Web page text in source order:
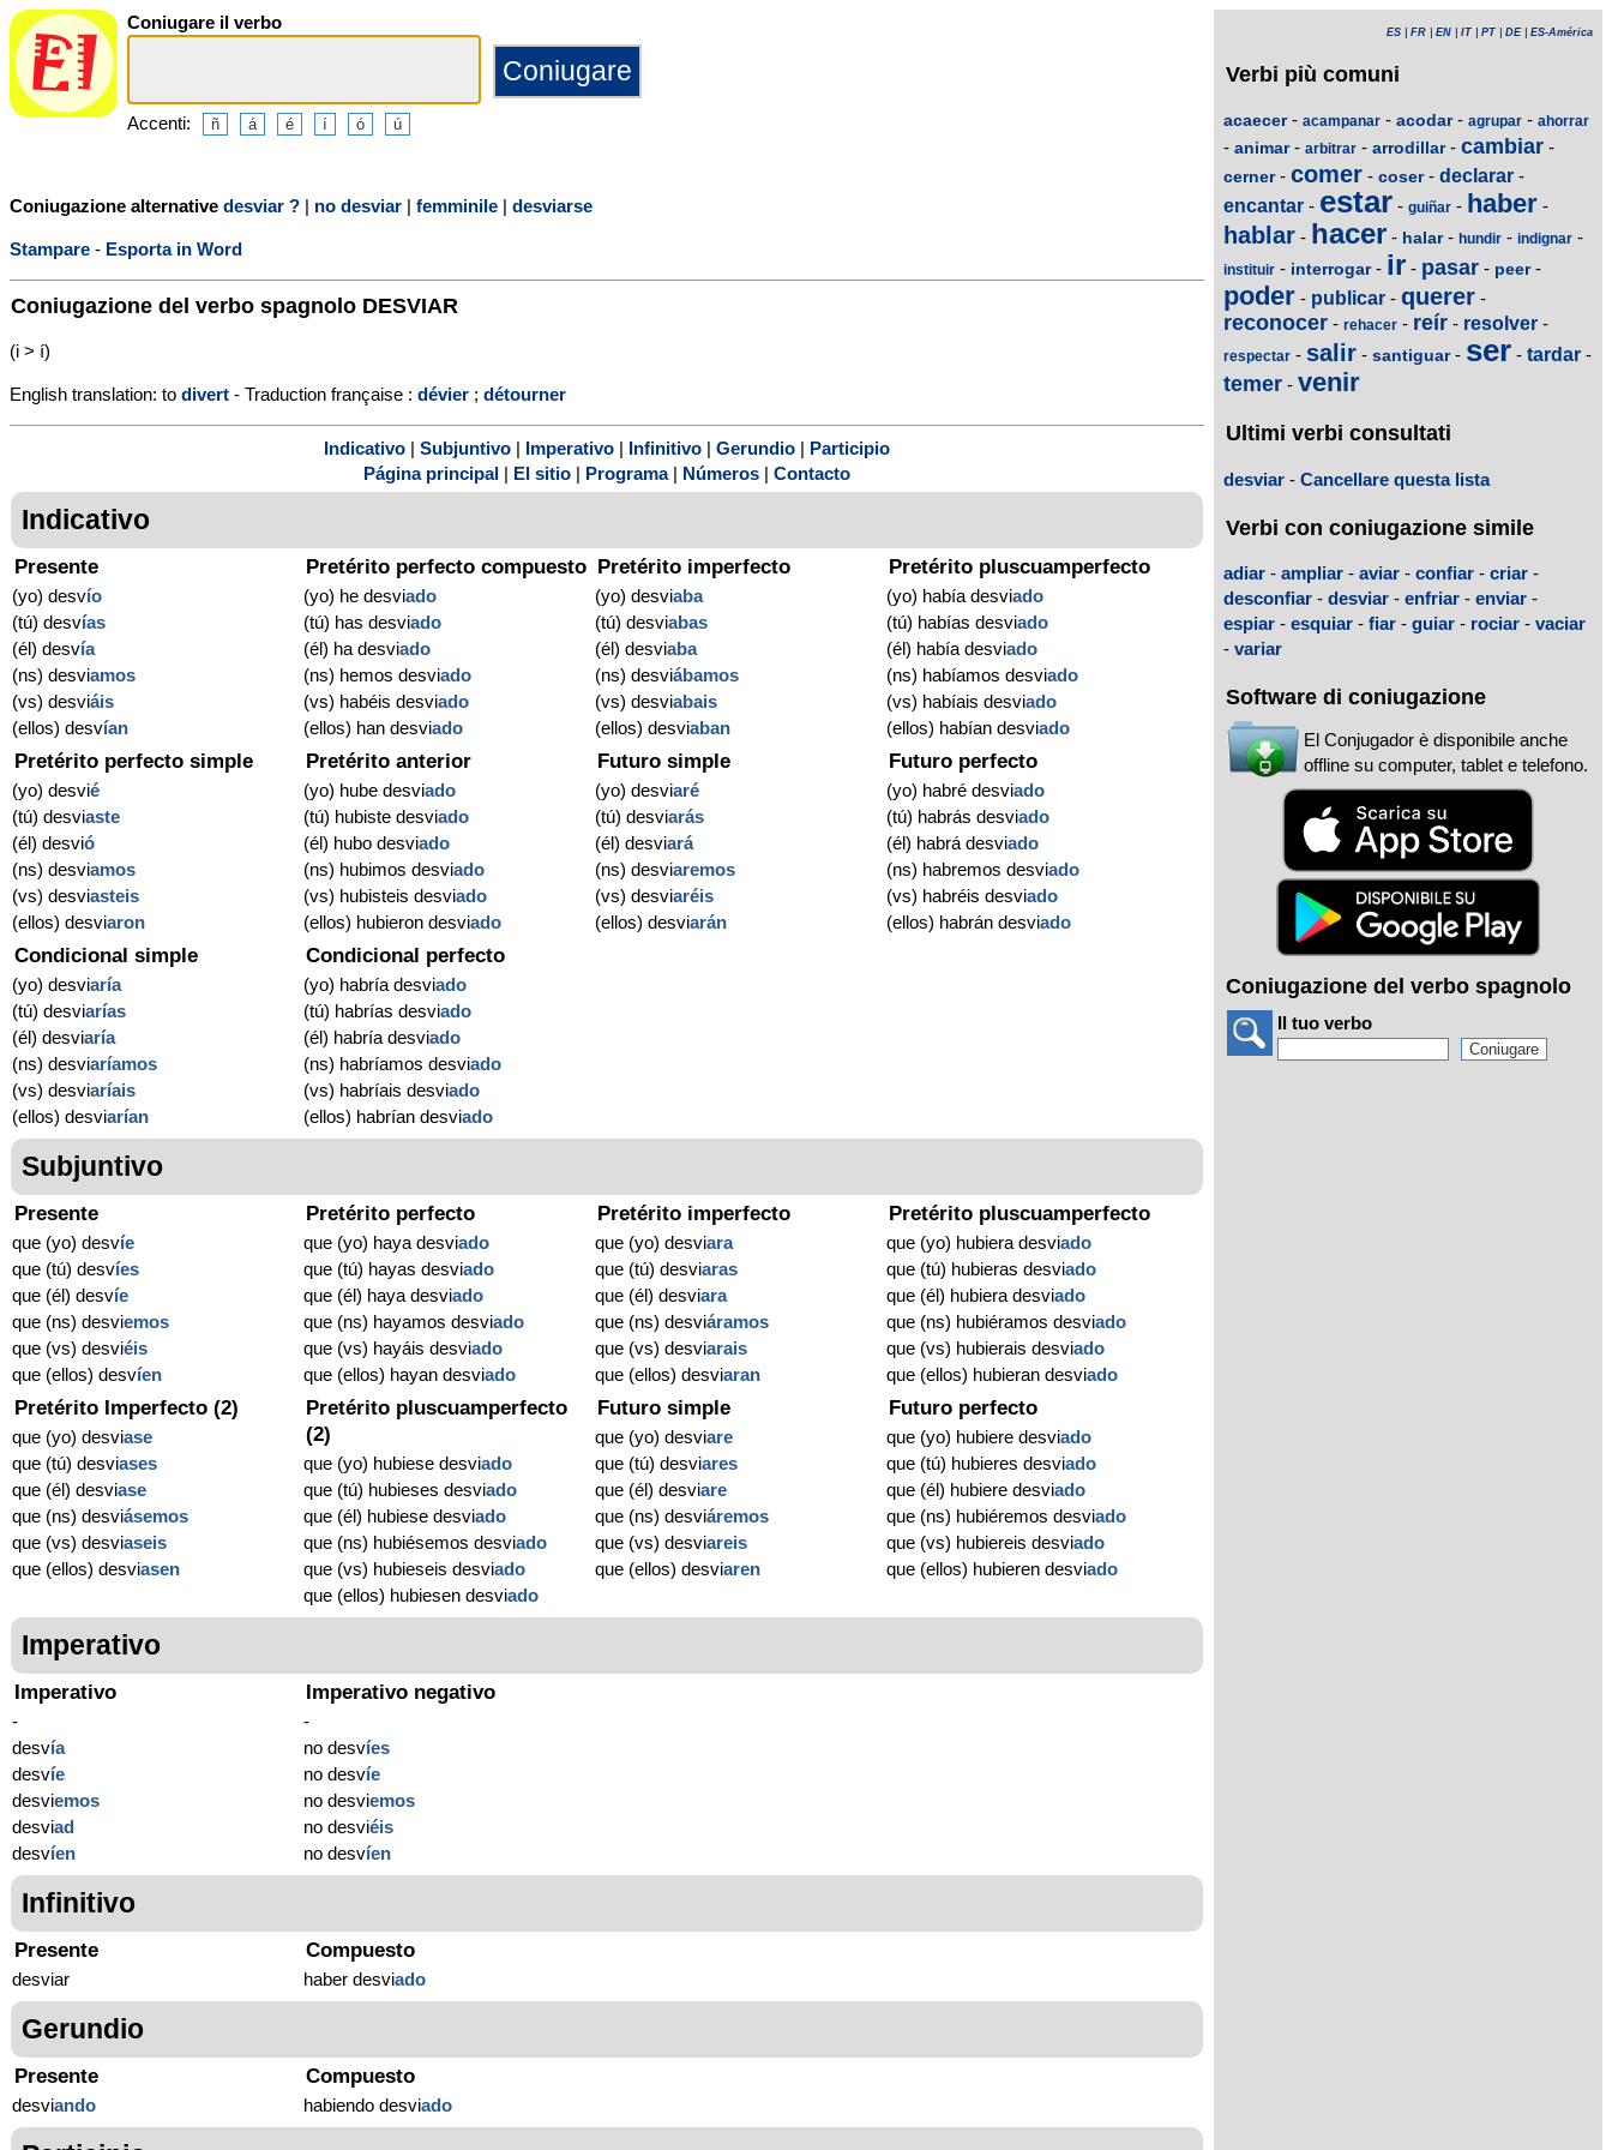
Coniugare il verbo
Accenti:
Coniugazione alternative desviar ? | no desviar | femminile | desviarse
Stampare - Esporta in Word
Coniugazione del verbo spagnolo DESVIAR
(i > í)
English translation: to divert - Traduction française : dévier ; détourner
Indicativo | Subjuntivo | Imperativo | Infinitivo | Gerundio | Participio
Página principal | El sitio | Programa| Números | Contacto
Indicativo
Presente
(yo) desvío
(tú) desvías
(él) desvía
(ns) desviamos
(vs) desviáis
(ellos) desvían
Pretérito perfecto compuesto
(yo) he desviado
(tú) has desviado
(él) ha desviado
(ns) hemos desviado
(vs) habéis desviado
(ellos) han desviado
Pretérito imperfecto
(yo) desviaba
(tú) desviabas
(él) desviaba
(ns) desviábamos
(vs) desviabais
(ellos) desviaban
Pretérito pluscuamperfecto
(yo) había desviado
(tú) habías desviado
(él) había desviado
(ns) habíamos desviado
(vs) habíais desviado
(ellos) habían desviado
Pretérito perfecto simple
(yo) desvié
(tú) desviaste
(él) desvió
(ns) desviamos
(vs) desviasteis
(ellos) desviaron
Pretérito anterior
(yo) hube desviado
(tú) hubiste desviado
(él) hubo desviado
(ns) hubimos desviado
(vs) hubisteis desviado
(ellos) hubieron desviado
Futuro simple
(yo) desviaré
(tú) desviarás
(él) desviará
(ns) desviaremos
(vs) desviaréis
(ellos) desviarán
Futuro perfecto
(yo) habré desviado
(tú) habrás desviado
(él) habrá desviado
(ns) habremos desviado
(vs) habréis desviado
(ellos) habrán desviado
Condicional simple
(yo) desviaría
(tú) desviarías
(él) desviaría
(ns) desviaríamos
(vs) desviaríais
(ellos) desviarían
Condicional perfecto
(yo) habría desviado
(tú) habrías desviado
(él) habría desviado
(ns) habríamos desviado
(vs) habríais desviado
(ellos) habrían desviado
Subjuntivo
Presente
que (yo) desvíe
que (tú) desvíes
que (él) desvíe
que (ns) desviemos
que (vs) desviéis
que (ellos) desvíen
Pretérito perfecto
que (yo) haya desviado
que (tú) hayas desviado
que (él) haya desviado
que (ns) hayamos desviado
que (vs) hayáis desviado
que (ellos) hayan desviado
Pretérito imperfecto
que (yo) desviara
que (tú) desviaras
que (él) desviara
que (ns) desviáramos
que (vs) desviarais
que (ellos) desviaran
Pretérito pluscuamperfecto
que (yo) hubiera desviado
que (tú) hubieras desviado
que (él) hubiera desviado
que (ns) hubiéramos desviado
que (vs) hubierais desviado
que (ellos) hubieran desviado
Pretérito Imperfecto (2)
que (yo) desviase
que (tú) desviases
que (él) desviase
que (ns) desviásemos
que (vs) desviaseis
que (ellos) desviasen
Pretérito pluscuamperfecto
(2)
que (yo) hubiese desviado
que (tú) hubieses desviado
que (él) hubiese desviado
que (ns) hubiésemos desviado
que (vs) hubieseis desviado
que (ellos) hubiesen desviado
Futuro simple
que (yo) desviare
que (tú) desviares
que (él) desviare
que (ns) desviáremos
que (vs) desviareis
que (ellos) desviaren
Futuro perfecto
que (yo) hubiere desviado
que (tú) hubieres desviado
que (él) hubiere desviado
que (ns) hubiéremos desviado
que (vs) hubiereis desviado
que (ellos) hubieren desviado
Imperativo
Imperativo
-
desvía
desvíe
desviemos
desviad
desvíen
Imperativo negativo
-
no desvíes
no desvíe
no desviemos
no desviéis
no desvíen
Infinitivo
Presente
desviar
Compuesto
haber desviado
Gerundio
Presente
desviando
Compuesto
habiendo desviado
ES FR EN IT PT DE| ES-América
Verbi più comuni
acaecer- acampanar - acodar- agrupar - ahorrar
- animar- arbitrar - arrodillar- cambiar -
cerner- comer - coser- declarar -
encantar - estar - guiñar - haber -
hablar - hacer - halar- hundir - indignar -
instituir - interrogar- ir - pasar - peer-
poder - publicar - querer -
reconocer - rehacer - reír - resolver -
respectar - salir - santiguar- ser - tardar -
temer - venir
Ultimi verbi consultati
desviar - Cancellare questa lista
Verbi con coniugazione simile
adiar - ampliar - aviar - confiar - criar -
desconfiar - desviar - enfriar - enviar -
espiar - esquiar - fiar - guiar - rociar - vaciar
- variar
Software di coniugazione
El Conjugador è disponibile anche
offline su computer, tablet e telefono.
Coniugazione del verbo spagnolo
Il tuo verbo